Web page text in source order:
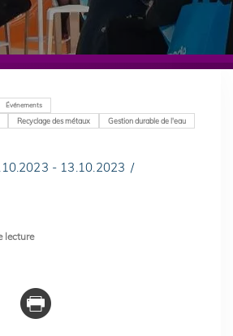
Événements
Recyclage des métaux Gestion durable de l'eau
- 13.10.2023
lecture